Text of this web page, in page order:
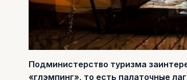
Подминистерство туризма
«глэмпинг», то есть палаточные